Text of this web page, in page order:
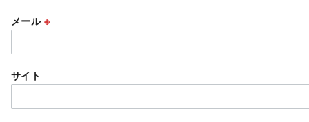
メール ※
サイト